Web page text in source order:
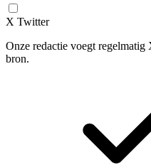
X Twitter
Onze redactie voegt
bron.